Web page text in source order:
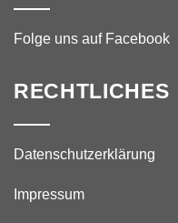
Folge uns auf Facebook
RECHTLICHES
Datenschutzerklärung
Impressum